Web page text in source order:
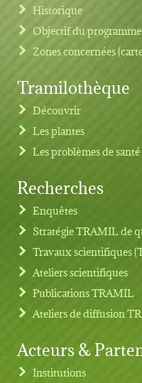
Footer menu
Historique
Objectif du programme
Zones concernées
Tramilothèque
Découvrir
Les plantes
Les problèmes de santé
Recherches
Enquêtes
Stratégie TRAMIL de
Travaux scientifiques
Ateliers scientifiques
Publications TRAMIL
Ateliers de diffusion
Acteurs &
Institutions